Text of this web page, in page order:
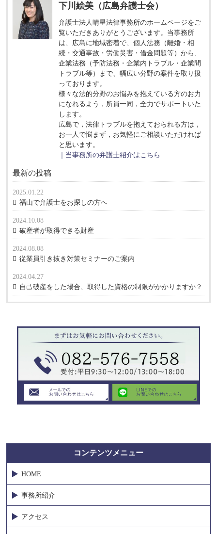
下川絵美（広島弁護士会）
弁護士法人晴星法律事務所のホームページをご
覧いただきありがとうございます。当事務所
は、広島に地域密着で、個人法務（離婚・相
続・交通事故・労働災害・借金問題等）から、
企業法務（予防法務・企業内トラブル・企業間
トラブル等）まで、幅広い分野の案件を取り扱
っております。
様々な法的分野のお悩みを抱えている方のお力
になれるよう，所員一同，全力でサポートいた
します。
広島で，法律トラブルを抱えておられる方は，
お一人で悩まず，お気軽にご相談いただければ
と思います。
｜当事務所の弁護士紹介はこちら
最新の投稿
2025.01.22
福山で弁護士をお探しの方へ
2024.10.08
破産者が取得できる財産
2024.08.08
従業員引き抜き対策セミナーのご案内
2024.04.27
自己破産をした場合、取得した資格の制限がかかりますか？
コンテンツメニュー
HOME
事務所紹介
アクセス